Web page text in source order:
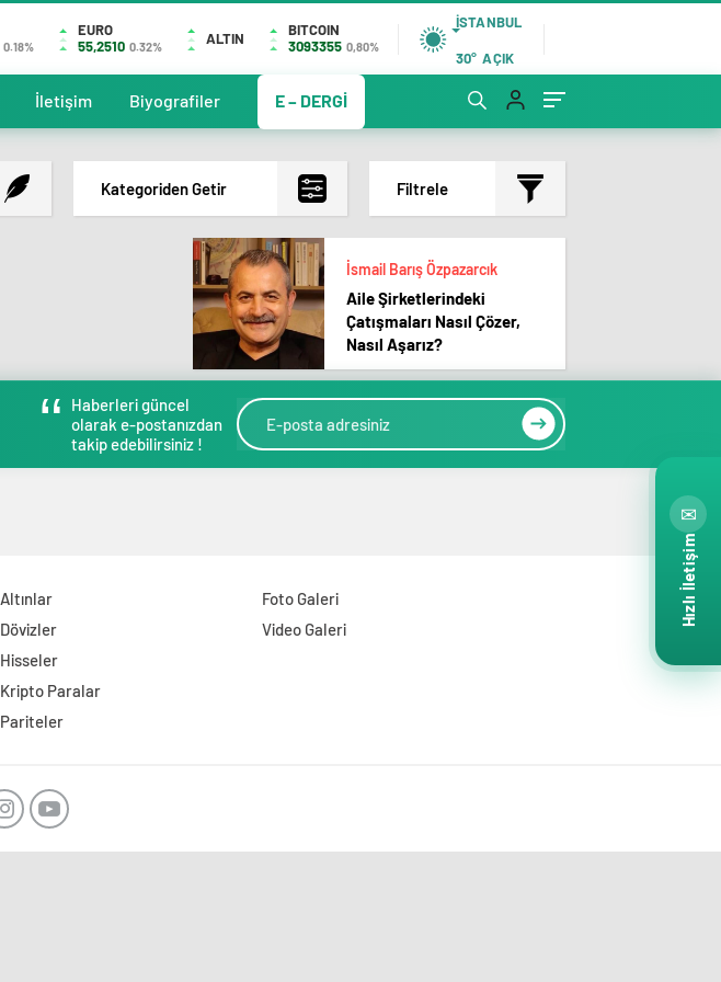
0.18%
EURO
55,2510 0.32% ALTIN
BITCOIN
3093355 0,80%
İSTANBUL
30° AÇIK
İletişim Biyografiler E – DERGİ
Kategoriden Getir Filtrele
İsmail Barış Özpazarcık
Aile Şirketlerindeki
Çatışmaları Nasıl Çözer,
Nasıl Aşarız?
Haberleri güncel
olarak e-postanızdan
takip edebilirsiniz !
Altınlar
Dövizler
Hisseler
Kripto Paralar
Pariteler
Foto Galeri
Video Galeri
✉
Hızlı İletişim